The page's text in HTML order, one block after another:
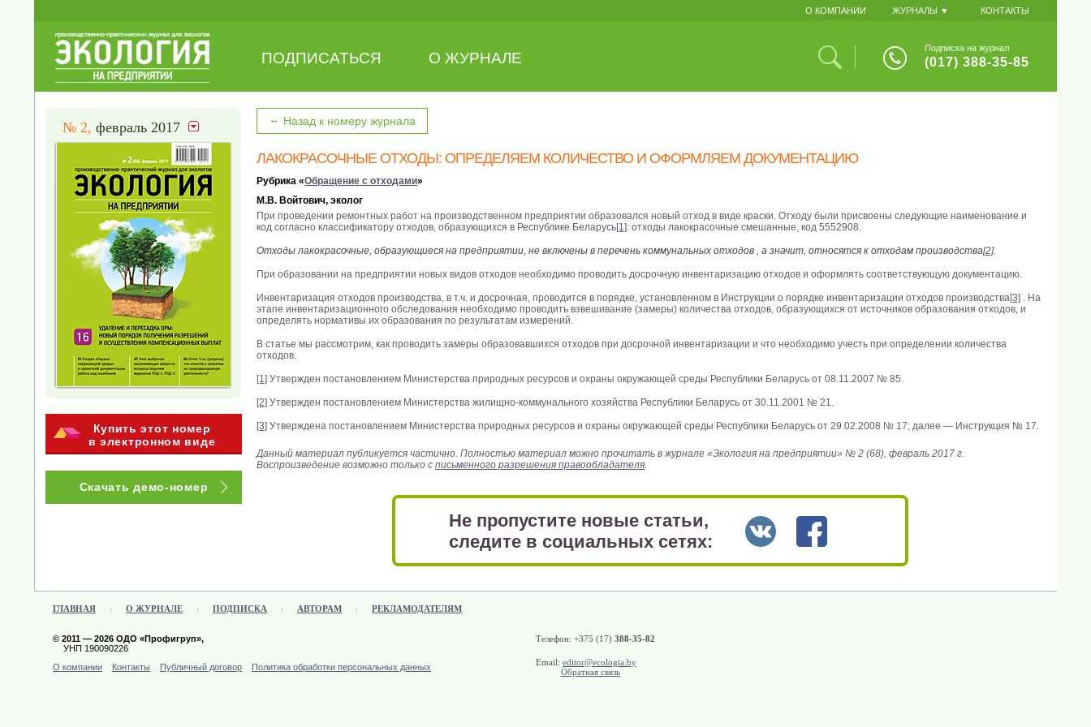
О КОМПАНИИ ЖУРНАЛЫ ▼ КОНТАКТЫ
ПОДПИСАТЬСЯ О ЖУРНАЛЕ
Подписка на журнал
(017) 388-35-85
№ 2, февраль 2017
Купить этот номер
в электронном виде
Скачать демо-номер
← Назад к номеру журнала
ЛАКОКРАСОЧНЫЕ ОТХОДЫ: ОПРЕДЕЛЯЕМ КОЛИЧЕСТВО И ОФОРМЛЯЕМ ДОКУМЕНТАЦИЮ
Рубрика «Обращение с отходами»
М.В. Войтович, эколог
При проведении ремонтных работ на производственном предприятии образовался новый отход в виде краски. Отходу были присвоены следующие наименование и
код согласно классификатору отходов, образующихся в Республике Беларусь[1]: отходы лакокрасочные смешанные, код 5552908.
Отходы лакокрасочные, образующиеся на предприятии, не включены в перечень коммунальных отходов , а значит, относятся к отходам производства[2].
При образовании на предприятии новых видов отходов необходимо проводить досрочную инвентаризацию отходов и оформлять соответствующую документацию.
Инвентаризация отходов производства, в т.ч. и досрочная, проводится в порядке, установленном в Инструкции о порядке инвентаризации отходов производства[3] . На
этапе инвентаризационного обследования необходимо проводить взвешивание (замеры) количества отходов, образующихся от источников образования отходов, и
определять нормативы их образования по результатам измерений.
В статье мы рассмотрим, как проводить замеры образовавшихся отходов при досрочной инвентаризации и что необходимо учесть при определении количества
отходов.
[1] Утвержден постановлением Министерства природных ресурсов и охраны окружающей среды Республики Беларусь от 08.11.2007 № 85.
[2] Утвержден постановлением Министерства жилищно-коммунального хозяйства Республики Беларусь от 30.11.2001 № 21.
[3] Утверждена постановлением Министерства природных ресурсов и охраны окружающей среды Республики Беларусь от 29.02.2008 № 17; далее — Инструкция № 17.
Данный материал публикуется частично. Полностью материал можно прочитать в журнале «Экология на предприятии» № 2 (68), февраль 2017 г.
Воспроизведение возможно только с письменного разрешения правообладателя.
Не пропустите новые статьи,
следите в социальных сетях:
ГЛАВНАЯ О ЖУРНАЛЕ ПОДПИСКА АВТОРАМ РЕКЛАМОДАТЕЛЯМ
© 2011 — 2026 ОДО «Профигруп»,
УНП 190090226
О компании
Контакты Публичный договор Политика обработки персональных данных
Телефон: +375 (17) 388-35-82
Email: editor@ecologia.by
Обратная связь